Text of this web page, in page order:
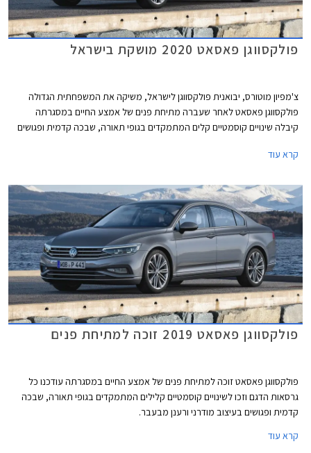
פולקסווגן פאסאט 2020 מושקת בישראל
צ'מפיון מוטורס, יבואנית פולקסווגן לישראל, משיקה את המשפחתית הגדולה
פולקסווגן פאסאט לאחר שעברה מתיחת פנים של אמצע החיים במסגרתה
קיבלה שינויים קוסמטיים קלים המתמקדים בגופי תאורה, שבכה קדמית ופגושים
קרא עוד
פולקסווגן פאסאט 2019 זוכה למתיחת פנים
פולקסווגן פאסאט זוכה למתיחת פנים של אמצע החיים במסגרתה עודכנו כל
גרסאות הדגם וזכו לשינויים קוסמטיים קלילים המתמקדים בגופי תאורה, שבכה
קדמית ופגושים בעיצוב מודרני ורענן מבעבר.
קרא עוד